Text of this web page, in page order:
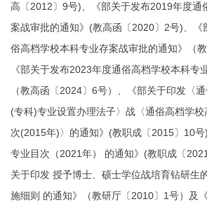
高〔2012〕9号)、《部关于发布2019年度通
案战审批的通知》(教高函〔2020〕2号)、《
俗高档学校本科专业存案战审批的通知》（
《部关于发布2023年度通俗高档学校本科专
（教高函〔2024〕6号）、《部关于印发〈
(专科)专业设置办理法子〉战〈通俗高档学
次(2015年)〉的通知》(教职成〔2015〕10
专业目次（2021年） 的通知》(教职成〔
关于印发 授予博士、硕士学位战培育钻研生
施细则 的通知》（教研厅〔2010〕1号）及